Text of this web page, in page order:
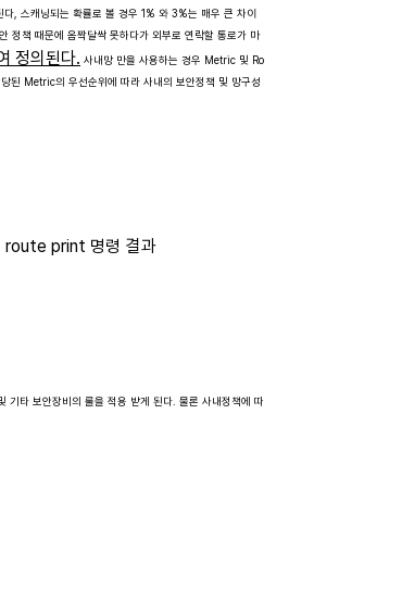
, 스캐닝되는 확률로 볼 경우 1% 와 3%는 매우 큰 차이
정책 때문에 옴짝달싹 못하다가 외부로 연락할 통로가 마
정의된다. 사내망 만을 사용하는 경우 Metric 및 Ro
된 Metric의 우선순위에 따라 사내의 보안정책 및 망구성
route print 명령 결과
타 보안장비의 룰을 적용 받게 된다. 물론 사내정책에 따